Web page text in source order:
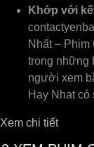
Khớp với
Nhất –
trong những
người xem
Hay Nhat
Xem chi tiết